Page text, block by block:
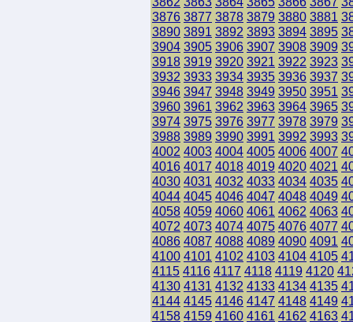
3876 3877 3878 3879 3880 3881
3890 3891 3892 3893 3894 3895
3904 3905 3906 3907 3908 3909
3918 3919 3920 3921 3922 3923
3932 3933 3934 3935 3936 3937
3946 3947 3948 3949 3950 3951
3960 3961 3962 3963 3964 3965
3974 3975 3976 3977 3978 3979
3988 3989 3990 3991 3992 3993
4002 4003 4004 4005 4006 4007
4016 4017 4018 4019 4020 4021
4030 4031 4032 4033 4034 4035
4044 4045 4046 4047 4048 4049
4058 4059 4060 4061 4062 4063
4072 4073 4074 4075 4076 4077
4086 4087 4088 4089 4090 4091
4100 4101 4102 4103 4104 4105
4115 4116 4117 4118 4119 4120
4130 4131 4132 4133 4134 4135
4144 4145 4146 4147 4148 4149
4158 4159 4160 4161 4162 4163